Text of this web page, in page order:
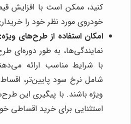
کنید، ممکن است با افزایش
خودروی مورد نظر خود را
امکان استفاده از طرح‌های ویژه:
نمایندگی‌ها، به طور دوره‌ای
با شرایط مناسب ارائه
شامل نرخ سود پایین‌تر،
ویژه باشند. با پیگیری این
استثنایی برای خرید اقساطی